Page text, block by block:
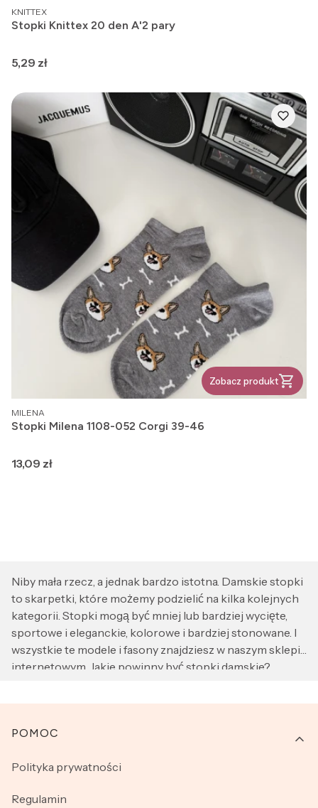
PRODUCENT
KNITTEX
Stopki Knittex 20 den A'2 pary
Cena
5,29 zł
Zobacz produkt
PRODUCENT
MILENA
Stopki Milena 1108-052 Corgi 39-46
Cena
13,09 zł
Niby mała rzecz, a jednak bardzo istotna. Damskie stopki
to skarpetki, które możemy podzielić na kilka kolejnych
kategorii. Stopki mogą być mniej lub bardziej wycięte,
sportowe i eleganckie, kolorowe i bardziej stonowane. I
wszystkie te modele i fasony znajdziesz w naszym sklepie
internetowym. Jakie powinny być stopki damskie?
wysokogatunkowych materiałów, ponieważ stopy są
odciski. Nie wszystkie z nas lubią kiedy skarpetki
przydają się stopki. Stopki damskie idealnie pasują do
Wszystkie stopki damskie z naszej oferty wykonane są z
Linki w stopce
POMOC
Polityka prywatności
Regulamin